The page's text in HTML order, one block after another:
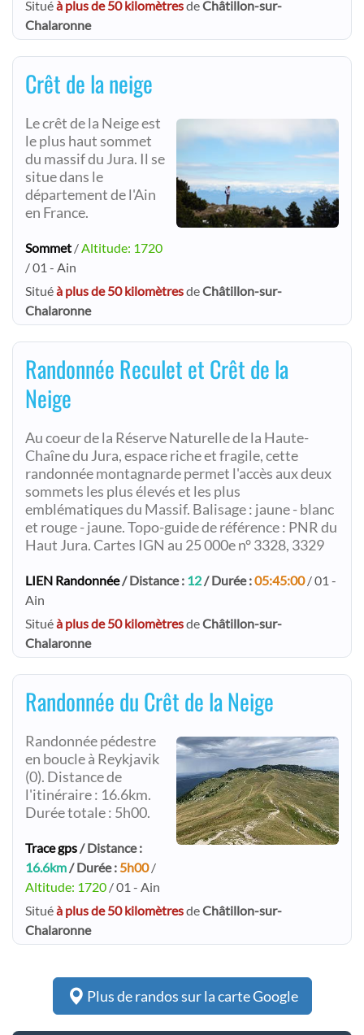
Situéà plus de 50 kilomètresdeChâtillon-sur-
Chalaronne
Crêt de la neige
Le crêt de la Neige est
le plus haut sommet
du massif du Jura. Il se
situe dans le
département de l'Ain
en France.
Sommet /Altitude: 1720
/ 01 - Ain
Situéà plus de 50 kilomètresdeChâtillon-sur-
Chalaronne
Randonnée Reculet et Crêt de la
Neige
Au coeur de la Réserve Naturelle de la Haute-
Chaîne du Jura, espace riche et fragile, cette
randonnée montagnarde permet l'accès aux deux
sommets les plus élevés et les plus
emblématiques du Massif. Balisage : jaune - blanc
et rouge - jaune. Topo-guide de référence : PNR du
Haut Jura. Cartes IGN au 25 000e n° 3328, 3329
LIEN Randonnée/ Distance : 12/ Durée :05:45:00/ 01 -
Ain
Situéà plus de 50 kilomètresdeChâtillon-sur-
Chalaronne
Randonnée du Crêt de la Neige
Randonnée pédestre
en boucle à Reykjavik
(0). Distance de
l'itinéraire : 16.6km.
Durée totale : 5h00.
Trace gps/ Distance :
16.6km/ Durée : 5h00/
Altitude: 1720 / 01 - Ain
Situéà plus de 50 kilomètresdeChâtillon-sur-
Chalaronne
Plus de randos sur la carte Google